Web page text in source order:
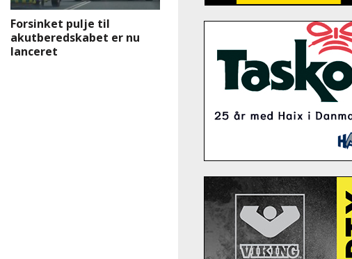
Forsinket pulje til
akutberedskabet er nu
lanceret